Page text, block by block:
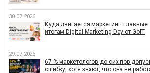
30.07.2026
Куда двигается маркетинг:
итогам Digital Marketing Day от GoIT
29.07.2026
67 % маркетологов до сих пор
ошибку, хотя знают, что она не